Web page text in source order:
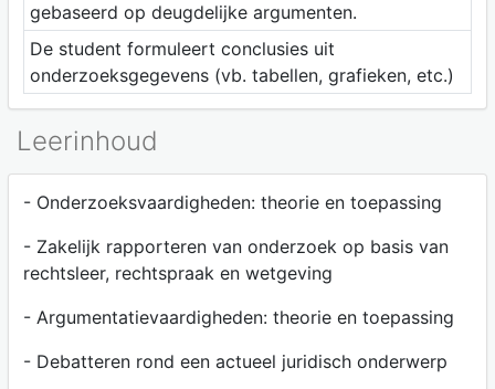
gebaseerd op deugdelijke argumenten.
De student formuleert conclusies uit
onderzoeksgegevens (vb. tabellen, grafieken, etc.)
Leerinhoud
- Onderzoeksvaardigheden: theorie en toepassing
- Zakelijk rapporteren van onderzoek op basis van
rechtsleer, rechtspraak en wetgeving
- Argumentatievaardigheden: theorie en toepassing
- Debatteren rond een actueel juridisch onderwerp